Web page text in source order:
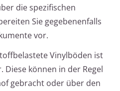
die spezifischen
Sie gegebenenfalls
vor.
Vinylböden ist
Diese können in der Regel
gebracht oder über den